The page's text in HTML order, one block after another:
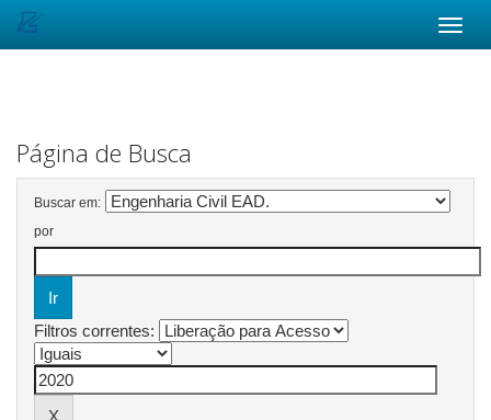
Página de Busca
Buscar em:
por
Filtros correntes: